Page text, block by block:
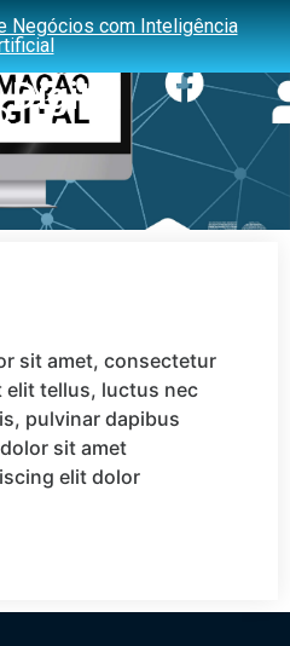
Negócios com Inteligência
sit amet, consectetur
elit tellus, luctus nec
pulvinar dapibus
sit amet
elit dolor